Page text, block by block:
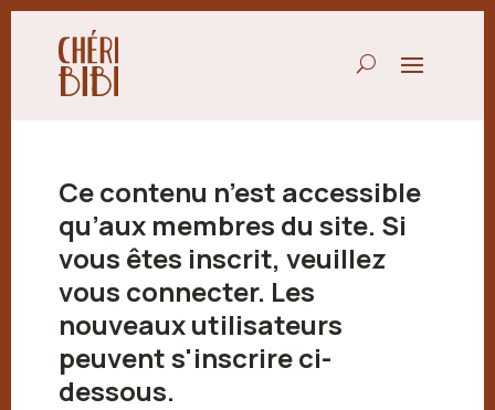
Ce contenu n’est accessible
qu’aux membres du site. Si
vous êtes inscrit, veuillez
vous connecter. Les
nouveaux utilisateurs
peuvent s'inscrire ci-
dessous.